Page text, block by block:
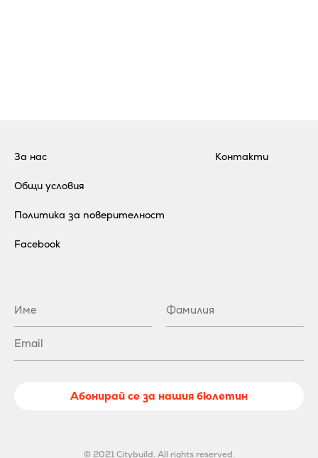
За нас
Общи условия
Политика за поверителност
Контакти
Facebook
Абонирай се за нашия бюлетин
© 2021 Citybuild. All rights reserved.